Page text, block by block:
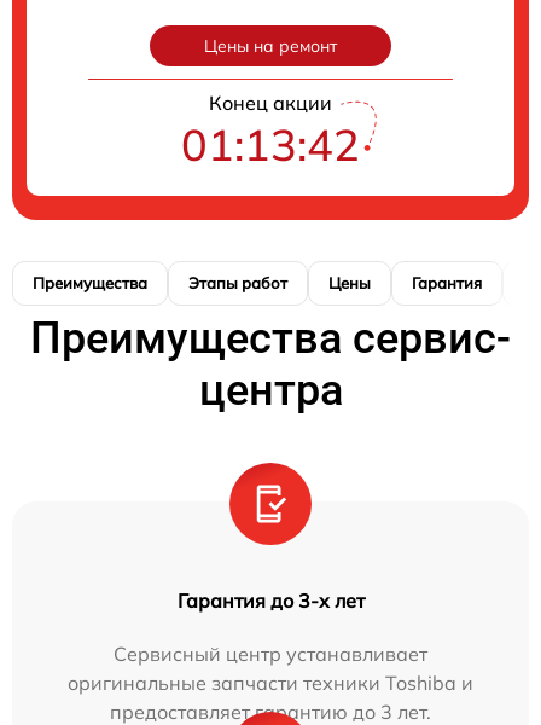
Цены на ремонт
Конец акции
01:13:41
Преимущества Этапы работ Цены Гарантия
Преимущества сервис-
центра
Гарантия до 3-х лет
Сервисный центр устанавливает
оригинальные запчасти техники Toshiba и
предоставляет гарантию до 3 лет.